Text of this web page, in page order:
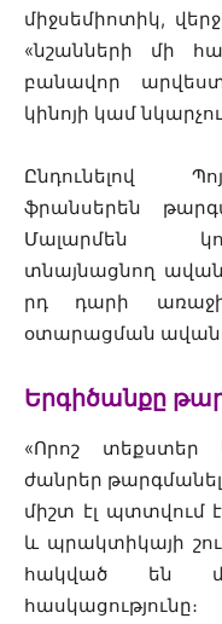
միջսեմիոտիկ,
«նշանների մի
բանավոր
կինոյի կամ
Ընդունելով
ֆրանսերեն
Մալարմեն
տնայնացնող
րդ դարի
օտարացման
Երգիծանքը
«Որոշ տեքստեր
ժանրեր
միշտ էլ պտտվում
և պրակտիկայի
հակված են